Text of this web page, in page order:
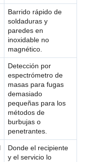
Barrido rápido de
soldaduras y
paredes en
inoxidable no
magnético.
Detección por
espectrómetro de
masas para fugas
demasiado
pequeñas para los
métodos de
burbujas o
penetrantes.
Donde el recipiente
y el servicio lo